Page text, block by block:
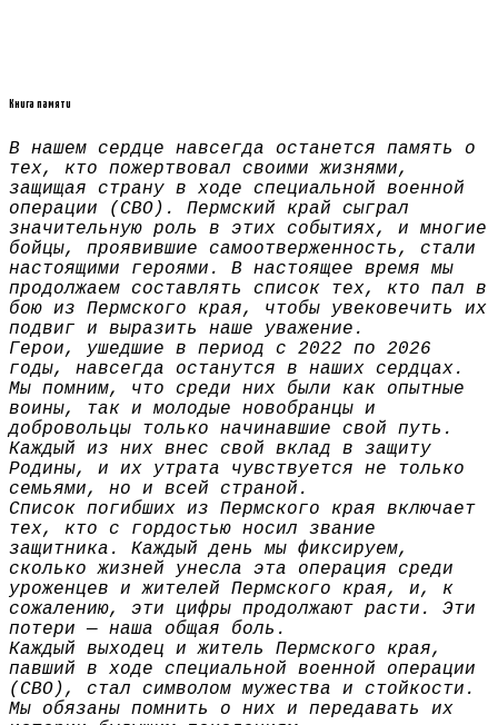
Книга памяти
В нашем сердце навсегда останется память о
тех, кто пожертвовал своими жизнями,
защищая страну в ходе специальной военной
операции (СВО). Пермский край сыграл
значительную роль в этих событиях, и многие
бойцы, проявившие самоотверженность, стали
настоящими героями. В настоящее время мы
продолжаем составлять список тех, кто пал в
бою из Пермского края, чтобы увековечить их
подвиг и выразить наше уважение.
Герои, ушедшие в период с 2022 по 2026
годы, навсегда останутся в наших сердцах.
Мы помним, что среди них были как опытные
воины, так и молодые новобранцы и
добровольцы только начинавшие свой путь.
Каждый из них внес свой вклад в защиту
Родины, и их утрата чувствуется не только
семьями, но и всей страной.
Список погибших из Пермского края включает
тех, кто с гордостью носил звание
защитника. Каждый день мы фиксируем,
сколько жизней унесла эта операция среди
уроженцев и жителей Пермского края, и, к
сожалению, эти цифры продолжают расти. Эти
потери — наша общая боль.
Каждый выходец и житель Пермского края,
павший в ходе специальной военной операции
(СВО), стал символом мужества и стойкости.
Мы обязаны помнить о них и передавать их